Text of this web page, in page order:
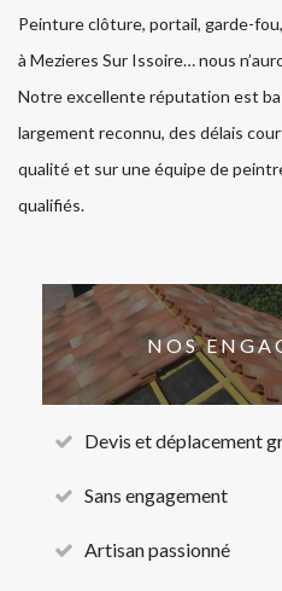
Peinture clôture, portail, garde-
à Mezieres Sur Issoire… nous
Notre excellente réputation est
largement reconnu, des délais
qualité et sur une équipe de
qualifiés.
NOS
Devis et déplacement
Sans engagement
Artisan passionné